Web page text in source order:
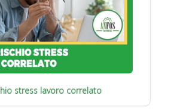
stress lavoro correlato